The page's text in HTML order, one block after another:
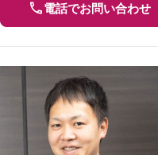
電話でお問い合わせ